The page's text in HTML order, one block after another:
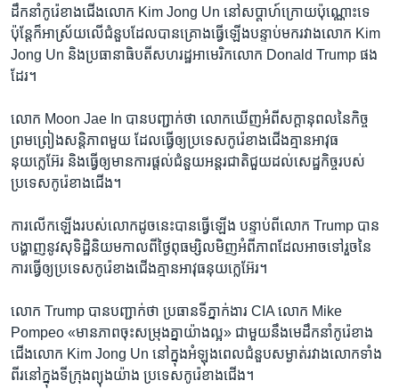
ដឹកនាំ​កូរ៉េ​ខាង​ជើង​លោក Kim Jong Un នៅ​សប្ដាហ៍​ក្រោយ​ប៉ុណ្ណោះ​ទេ
ប៉ុន្តែ​ក៏​អាស្រ័យ​លើ​ជំនួប​ដែល​បាន​គ្រោង​ធ្វើ​ឡើង​បន្ទាប់​មក​រវាង​លោក Kim
Jong Un និង​ប្រធានាធិបតី​សហរដ្ឋ​អាមេរិក​លោក Donald Trump ផង​
ដែរ។
លោក Moon Jae In បាន​បញ្ជាក់​ថា លោក​ឃើញ​អំពី​សក្ដានុពល​នៃ​កិច្ច​
ព្រមព្រៀង​សន្តិភាព​មួយ ដែល​ធ្វើ​ឲ្យ​ប្រទេស​កូរ៉េ​ខាង​ជើង​គ្មាន​អាវុធ​
នុយក្លេអ៊ែរ និង​ធ្វើ​ឲ្យ​មាន​ការ​ផ្ដល់​ជំនួយ​អន្តរជាតិ​ជួយ​ដល់​សេដ្ឋកិច្ច​របស់​
ប្រទេស​កូរ៉េ​ខាង​ជើង។
ការ​លើក​ឡើង​របស់​លោក​ដូច​នេះ​បាន​ធ្វើ​ឡើង បន្ទាប់​ពី​លោក Trump បាន​
បង្ហាញ​នូវ​សុទិដ្ឋិនិយម​កាល​ពី​ថ្ងៃ​ពុធ​ម្សិលមិញ​អំពី​ភាព​ដែល​អាច​ទៅ​រួច​នៃ​
ការ​ធ្វើ​ឲ្យ​ប្រទេស​កូរ៉េ​ខាង​ជើង​គ្មាន​អាវុធ​នុយក្លេអ៊ែរ។
លោក Trump បាន​បញ្ជាក់​ថា ប្រធាន​ទីភ្នាក់ងារ CIA លោក Mike
Pompeo «មាន​ភាព​ចុះ​សម្រុង​គ្នា​យ៉ាង​ល្អ» ជាមួយ​នឹង​មេដឹកនាំ​កូរ៉េ​ខាង​
ជើង​លោក Kim Jong Un នៅ​ក្នុង​អំឡុង​ពេល​ជំនួប​សម្ងាត់​រវាង​លោក​ទាំង​
ពីរ​នៅ​ក្នុង​ទីក្រុង​ព្យុងយ៉ាង ប្រទេស​កូរ៉េ​ខាង​ជើង។